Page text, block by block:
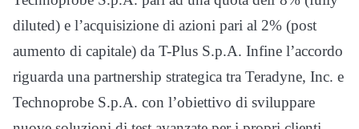
diluted) e l’acquisizione di azioni pari al 2% (post
aumento di capitale) da T-Plus S.p.A. Infine l’accordo
riguarda una partnership strategica tra Teradyne, Inc. e
Technoprobe S.p.A. con l’obiettivo di sviluppare